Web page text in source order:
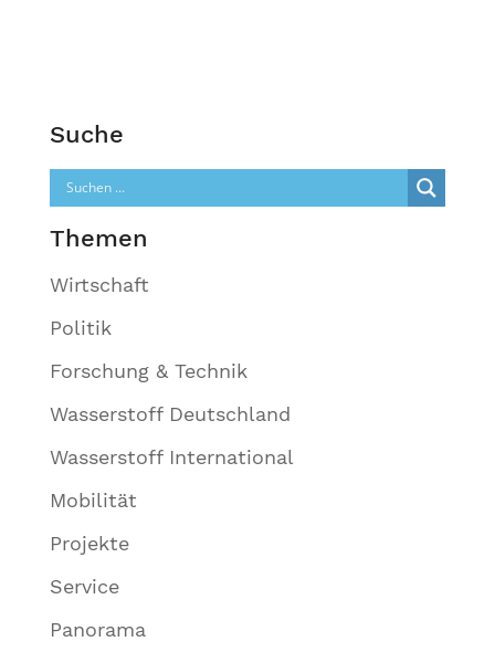
Suche
Themen
Wirtschaft
Politik
Forschung & Technik
Wasserstoff Deutschland
Wasserstoff International
Mobilität
Projekte
Service
Panorama